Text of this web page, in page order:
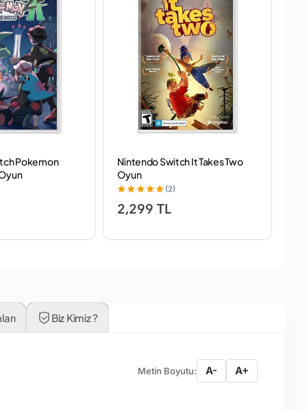
Pokemon
Nintendo Switch It Takes Two
Oyun
(2)
2,299 TL
Biz Kimiz ?
Metin Boyutu: A- A+